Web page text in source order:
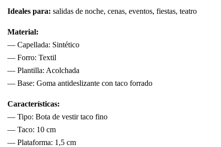
Ideales para: salidas de noche, cenas, eventos, fiestas, teatro
Material:
— Capellada: Sintético
— Forro: Textil
— Plantilla: Acolchada
— Base: Goma antideslizante con taco forrado
Características:
— Tipo: Bota de vestir taco fino
— Taco: 10 cm
— Plataforma: 1,5 cm